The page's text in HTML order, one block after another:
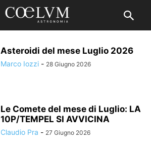
Asteroidi del mese Luglio 2026
Marco Iozzi - 28 Giugno 2026
Le Comete del mese di Luglio: LA
10P/TEMPEL SI AVVICINA
Claudio Pra - 27 Giugno 2026